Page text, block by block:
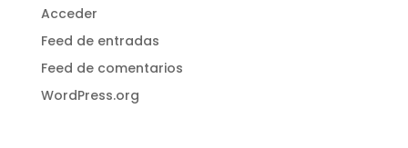
Acceder
Feed de entradas
Feed de comentarios
WordPress.org